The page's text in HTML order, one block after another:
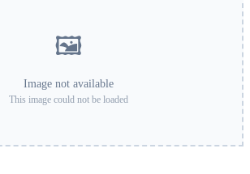
🖼️
Image not available
This image could not be loaded